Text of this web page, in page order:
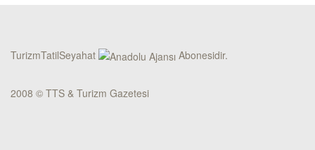
TurizmTatilSeyahat Abonesidir.
2008 © TTS & Turizm Gazetesi